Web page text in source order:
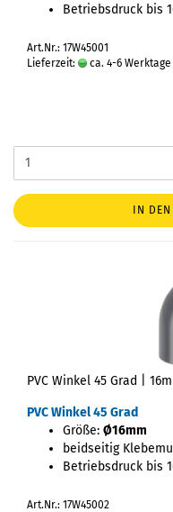
Betriebsdruck bis
Art.Nr.: 17W45001
Lieferzeit:
ca. 4-6 Werktage
IN DEN
PVC Winkel 45 Grad |
PVC Winkel 45 Grad
Größe: Ø16mm
beidseitig
Betriebsdruck bis
Art.Nr.: 17W45002